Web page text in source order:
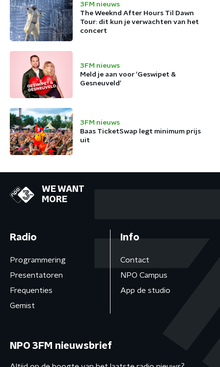
3FM nieuws
The Weeknd After Hours Til Dawn
Tour: dit kun je verwachten van het
concert
3FM nieuws
Meld je aan voor 'Geswipet &
Gesneuveld'
3FM nieuws
Baas TicketSwap legt minimum prijs
uit
WE WANT
MORE
Radio
Programmering
Presentatoren
Frequenties
Gemist
Info
Contact
NPO Campus
App de studio
NPO 3FM nieuwsbrief